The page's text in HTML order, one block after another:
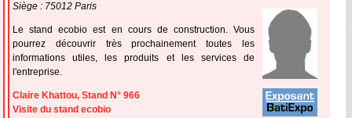
Siège : 75012 Paris
Le stand ecobio est en cours de construction. Vous
pourrez découvrir très prochainement toutes les
informations utiles, les produits et les services de
l'entreprise.
Claire Khattou, Stand N° 966
Visite du stand ecobio